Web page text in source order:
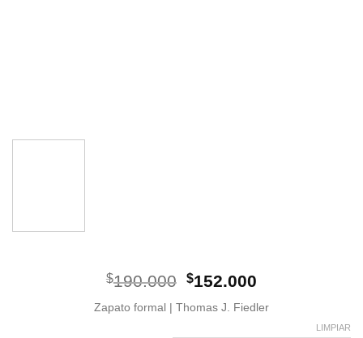
$190.000 El
original
$152.000
actual
Zapato formal | Thomas J. Fiedler
LIMPIAR